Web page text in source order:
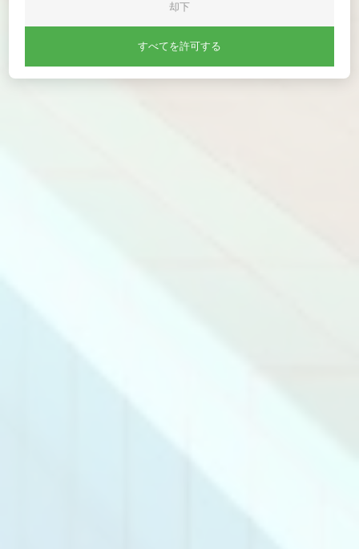
却下
すべてを許可する